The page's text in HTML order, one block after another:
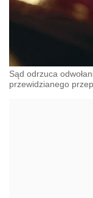
Sąd odrzuca
przewidzianego